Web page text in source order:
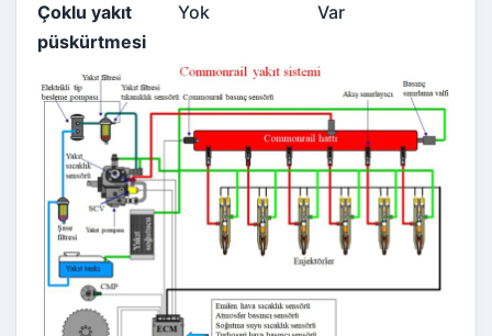
Çoklu yakıt
püskürtmesi
Yok Var